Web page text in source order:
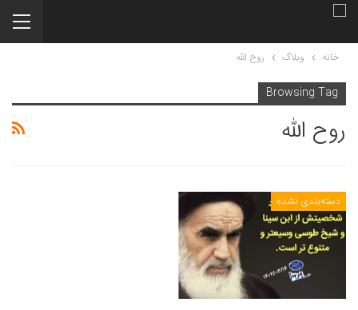
خانه وبلاگ روح الله
Browsing Tag
روح الله
دسته‌بندی نشده